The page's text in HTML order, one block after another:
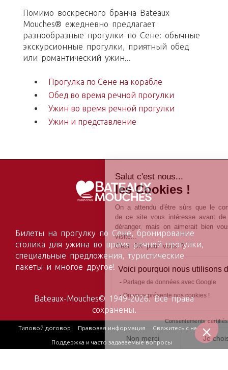
Помимо воскресного бранча Bateaux
Mouches® ежедневно предлагает
разнообразные прогулки по Сене: обычные
экскурсионные прогулки, приятный обед
или романтический ужин...
Прогулка по Сене на корабле
Обед во время речной прогулки
Ужин во время речной прогулки
Ужин и представление
Билеты на прогулку по Сене, бронирование
столика для ужина во время речной прогулки,
специальные предложения, туристические
пакеты и многое другое!
Bateaux-Mouches© 1949-2026. Все права
сохранены.
Типовой договор Правовая информация Свяжитесь с нами
Поддержка и часто задаваемые вопросы
les Cookies !
On a attendu d'être sûrs que le contenu
de ce site vous intéresse avant de vous
déranger, mais on aimerait bien vous accompagner pendant votre
visite...
C'est OK pour vous ?
Voici pourquoi nous utilisons des cookies.
Partage de données avec Google
On vous présente nos cookies !
Consentements certifiés par
Je choisis OK pour moi